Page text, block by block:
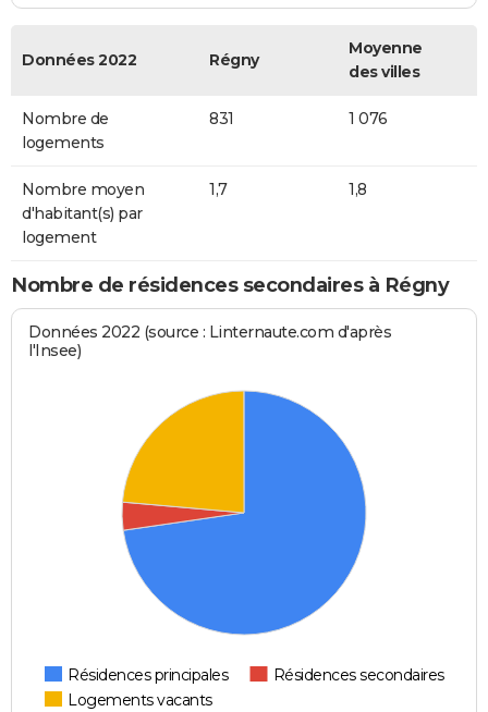
Données 2022 Régny
Moyenne
des villes
Nombre de
logements
831 1 076
Nombre moyen
d'habitant(s) par
logement
1,7 1,8
Nombre de résidences secondaires à Régny
Données 2022 (source : Linternaute.com d'après
l'Insee)
Résidences principales
Résidences secondaires
Logements vacants